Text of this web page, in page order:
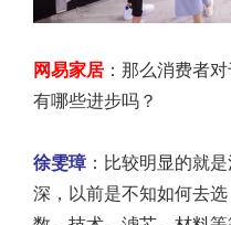
网易家居 ：那么消费者
有哪些进步吗？
徐雯璋 ：比较明显的就
深，以前是不知如何去